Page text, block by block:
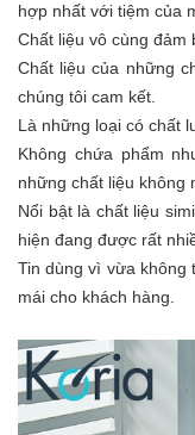
hợp nhất với tiệm của
Chất liệu vô cùng đảm
Chất liệu của những
chúng tôi cam kết.
Là những loại có chất
Không chứa phẩm
những chất liệu không
Nổi bật là chất liệu
hiện đang được rất
Tin dùng vì vừa không
mái cho khách hàng.